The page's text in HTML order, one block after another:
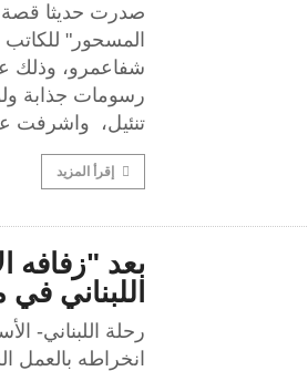
صدرت حديثا قصة
المسحور" للكاتب
شفاعمرو، وذلك
رسومات جذابة
تنئيل، واشرفت
إقرأ المزيد
بعد
اللبناني في
رحلة اللبناني-
انخراطه بالعمل